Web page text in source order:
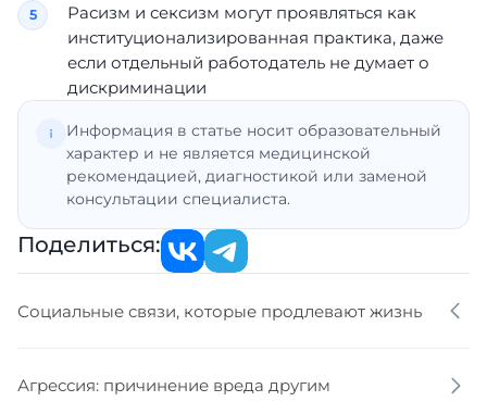
Расизм и сексизм могут проявляться как
институционализированная практика, даже
если отдельный работодатель не думает о
дискриминации
Информация в статье носит образовательный
характер и не является медицинской
рекомендацией, диагностикой или заменой
консультации специалиста.
Поделиться:
Социальные связи, которые продлевают жизнь
Агрессия: причинение вреда другим